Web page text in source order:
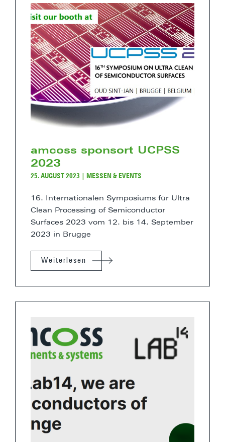
amcoss sponsort UCPSS
2023
25. AUGUST 2023 MESSEN & EVENTS
16. Internationalen Symposiums für Ultra
Clean Processing of Semiconductor
Surfaces 2023 vom 12. bis 14. September
2023 in Brugge
Weiterlesen